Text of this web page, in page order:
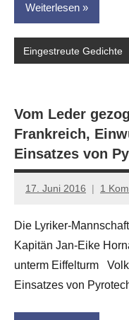
Weiterlesen
Eingestreute Gedichte
Vom Leder
Frankreich,
Einsatzes von
17. Juni 2016
Jan-
Hornauer
für
dasgedichtblog
1
Die Lyriker-
Kapitän Jan-Eike
unterm Eiffelturm
Einsatzes von